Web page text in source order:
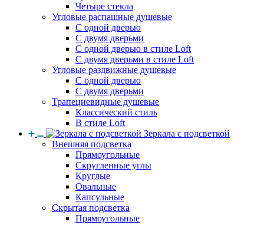
Четыре стекла
Угловые распашные душевые
С одной дверью
С двумя дверьми
С одной дверью в стиле Loft
С двумя дверьми в стиле Loft
Угловые раздвижные душевые
С одной дверью
С двумя дверьми
Трапециевидные душевые
Классический стиль
В стиле Loft
Зеркала с подсветкой
Внешняя подсветка
Прямоугольные
Скругленные углы
Круглые
Овальные
Капсульные
Скрытая подсветка
Прямоугольные